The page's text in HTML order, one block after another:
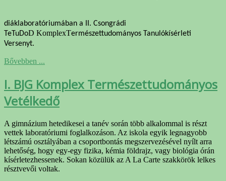
diáklaboratóriumában a II. Csongrádi
TeTuDoD KomplexTermészettudományos Tanulókísérleti
Versenyt.
Bővebben ...
I. BJG Komplex Természettudományos
Vetélkedő
A gimnázium hetedikesei a tanév során több alkalommal is részt
vettek laboratóriumi foglalkozáson. Az iskola egyik legnagyobb
létszámú osztályában a csoportbontás megszervezésével nyílt arra
lehetőség, hogy egy-egy fizika, kémia földrajz, vagy biológia órán
kísérletezhessenek. Sokan közülük az A La Carte szakkörök lelkes
résztvevői voltak.